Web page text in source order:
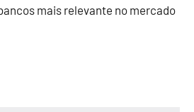
mais relevante no mercado